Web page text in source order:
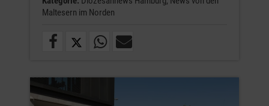
Maltesern im Norden